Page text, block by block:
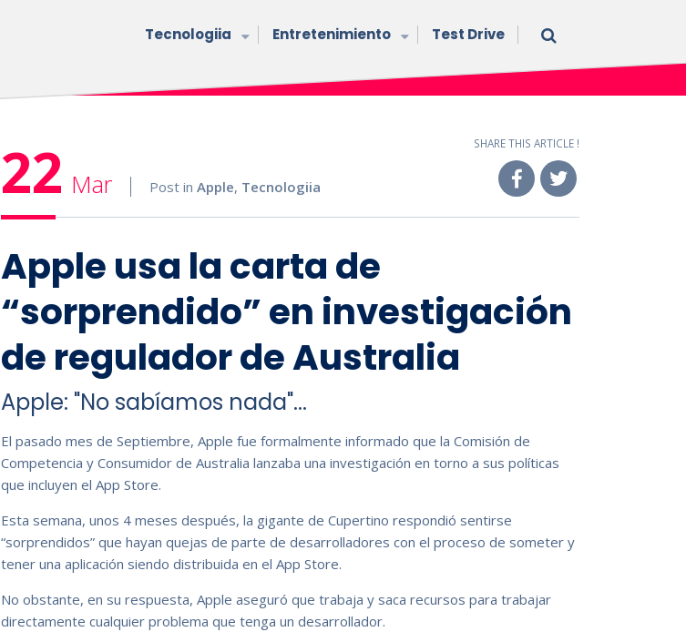
Tecnologiia Entretenimiento Test Drive
22 Mar Post inApple, Tecnologiia
SHARE THIS ARTICLE !
Apple usa la carta de
“sorprendido” en investigación
de regulador de Australia
Apple: "No sabíamos nada"...
El pasado mes de Septiembre, Apple fue formalmente informado que la Comisión de
Competencia y Consumidor de Australia lanzaba una investigación en torno a sus políticas
que incluyen el App Store.
Esta semana, unos 4 meses después, la gigante de Cupertino respondió sentirse
“sorprendidos” que hayan quejas de parte de desarrolladores con el proceso de someter y
tener una aplicación siendo distribuida en el App Store.
No obstante, en su respuesta, Apple aseguró que trabaja y saca recursos para trabajar
directamente cualquier problema que tenga un desarrollador.